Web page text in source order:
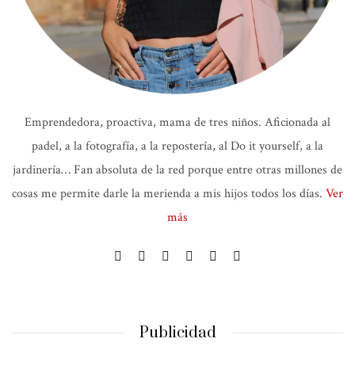
Emprendedora, proactiva, mama de tres niños. Aficionada al
padel, a la fotografía, a la repostería, al Do it yourself, a la
jardinería… Fan absoluta de la red porque entre otras millones de
cosas me permite darle la merienda a mis hijos todos los días. Ver
más
Publicidad